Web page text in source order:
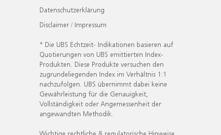
Datenschutzerklärung
Disclaimer / Impressum
* Die UBS Echtzeit- Indikationen basieren auf
Quotierungen von UBS emittierten Index-
Produkten. Diese Produkte versuchen den
zugrundeliegenden Index im Verhältnis 1:1
nachzufolgen. UBS übernimmt dabei keine
Gewährleistung für die Genauigkeit,
Vollständigkeit oder Angemessenheit der
angewandten Methodik.